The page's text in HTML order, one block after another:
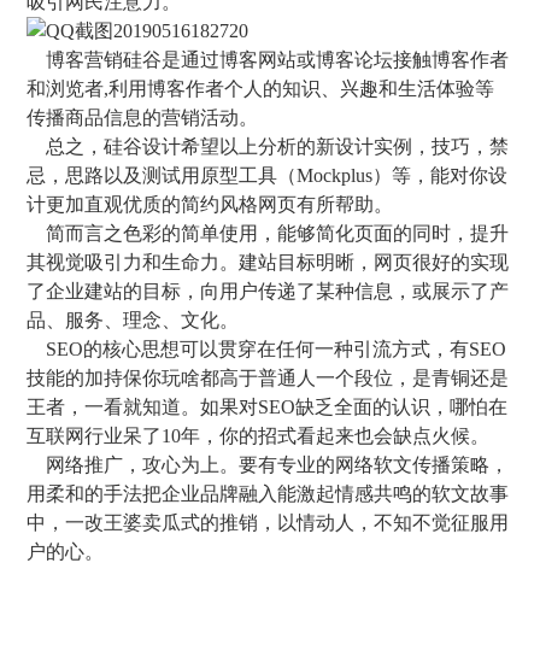
博客营销硅谷是通过博客网站或博客论坛接触博客作者
和浏览者,利用博客作者个人的知识、兴趣和生活体验等
传播商品信息的营销活动。
总之，硅谷设计希望以上分析的新设计实例，技巧，禁
忌，思路以及测试用原型工具（Mockplus）等，能对你设
计更加直观优质的简约风格网页有所帮助。
简而言之色彩的简单使用，能够简化页面的同时，提升
其视觉吸引力和生命力。建站目标明晰，网页很好的实现
了企业建站的目标，向用户传递了某种信息，或展示了产
品、服务、理念、文化。
SEO的核心思想可以贯穿在任何一种引流方式，有SEO
技能的加持保你玩啥都高于普通人一个段位，是青铜还是
王者，一看就知道。如果对SEO缺乏全面的认识，哪怕在
互联网行业呆了10年，你的招式看起来也会缺点火候。
网络推广，攻心为上。要有专业的网络软文传播策略，
用柔和的手法把企业品牌融入能激起情感共鸣的软文故事
中，一改王婆卖瓜式的推销，以情动人，不知不觉征服用
户的心。